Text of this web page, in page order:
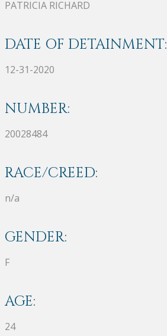
PATRICIA RICHARD
DATE OF DETAINMENT:
12-31-2020
NUMBER:
20028484
RACE/CREED:
n/a
GENDER:
F
AGE:
24